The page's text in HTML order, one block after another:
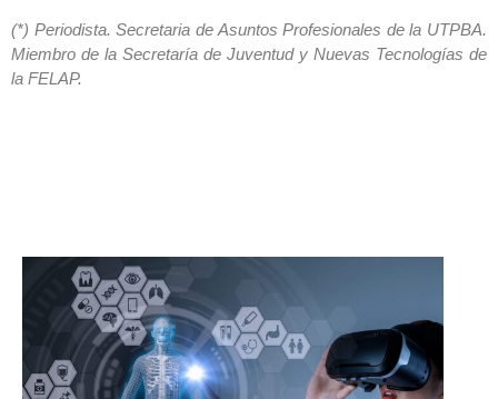
(*) Periodista. Secretaria de Asuntos Profesionales de la UTPBA.
Miembro de la Secretaría de Juventud y Nuevas Tecnologías de
la FELAP.